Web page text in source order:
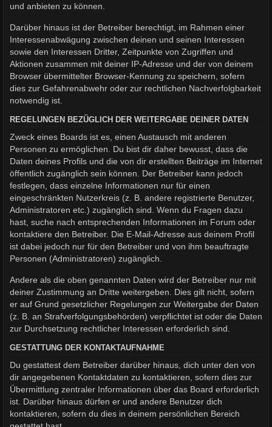
und anbieten zu können.
Darüber hinaus ist der Betreiber berechtigt, im Rahmen einer
Interessenabwägung zwischen deinen und seinen Interessen
sowie den Interessen Dritter, Zeitpunkte von Zugriffen und
Aktionen zusammen mit deiner IP-Adresse und der von deinem
Browser übermittelter Browser-Kennung zu speichern, sofern
dies zur Gefahrenabwehr oder zur rechtlichen Nachverfolgbarkeit
notwendig ist.
REGELUNGEN BEZÜGLICH DER WEITERGABE DEINER DATEN
Zweck eines Boards ist es, einen Austausch mit anderen
Personen zu ermöglichen. Du bist dir daher bewusst, dass die
Daten deines Profils und die von dir erstellten Beiträge im Internet
öffentlich zugänglich sein können. Der Betreiber kann jedoch
festlegen, dass einzelne Informationen nur für einen
eingeschränkten Nutzerkreis (z. B. andere registrierte Benutzer,
Administratoren etc.) zugänglich sind. Wenn du Fragen dazu
hast, suche nach entsprechenden Informationen im Forum oder
kontaktiere den Betreiber. Die E-Mail-Adresse aus deinem Profil
ist dabei jedoch nur für den Betreiber und von ihm beauftragte
Personen (Administratoren) zugänglich.
Andere als die oben genannten Daten wird der Betreiber nur mit
deiner Zustimmung an Dritte weitergeben. Dies gilt nicht, sofern
er auf Grund gesetzlicher Regelungen zur Weitergabe der Daten
(z. B. an Strafverfolgungsbehörden) verpflichtet ist oder die Daten
zur Durchsetzung rechtlicher Interessen erforderlich sind.
GESTATTUNG DER KONTAKTAUFNAHME
Du gestattest dem Betreiber darüber hinaus, dich unter den von
dir angegebenen Kontaktdaten zu kontaktieren, sofern dies zur
Übermittlung zentraler Informationen über das Board erforderlich
ist. Darüber hinaus dürfen er und andere Benutzer dich
kontaktieren, sofern du dies in deinem persönlichen Bereich